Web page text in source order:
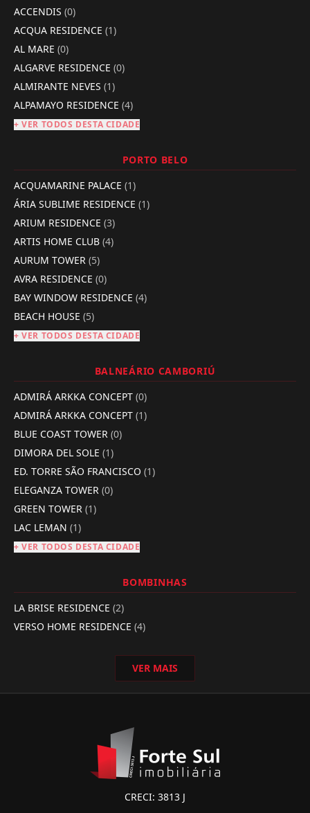
ACCENDIS (0)
ACQUA RESIDENCE (1)
AL MARE (0)
ALGARVE RESIDENCE (0)
ALMIRANTE NEVES (1)
ALPAMAYO RESIDENCE (4)
+ VER TODOS DESTA CIDADE
PORTO BELO
ACQUAMARINE PALACE (1)
ÁRIA SUBLIME RESIDENCE (1)
ARIUM RESIDENCE (3)
ARTIS HOME CLUB (4)
AURUM TOWER (5)
AVRA RESIDENCE (0)
BAY WINDOW RESIDENCE (4)
BEACH HOUSE (5)
+ VER TODOS DESTA CIDADE
BALNEÁRIO CAMBORIÚ
ADMIRÁ ARKKA CONCEPT (0)
ADMIRÁ ARKKA CONCEPT (1)
BLUE COAST TOWER (0)
DIMORA DEL SOLE (1)
ED. TORRE SÃO FRANCISCO (1)
ELEGANZA TOWER (0)
GREEN TOWER (1)
LAC LEMAN (1)
+ VER TODOS DESTA CIDADE
BOMBINHAS
LA BRISE RESIDENCE (2)
VERSO HOME RESIDENCE (4)
VER MAIS
CRECI: 3813 J